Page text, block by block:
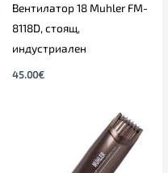
Вентилатор 18 Muhler FM-
8118D, стоящ,
индустриален
45.00€